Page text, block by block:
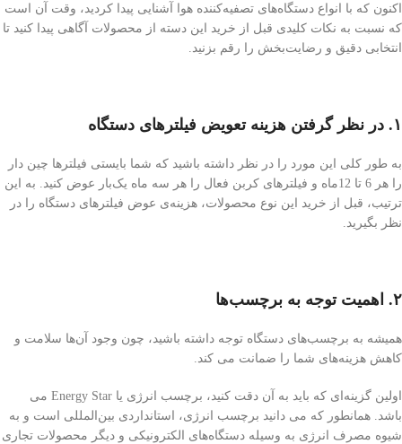
اکنون که با انواع دستگاه‌های تصفیه‌کننده‌ هوا آشنایی پیدا کردید، وقت آن است
که نسبت به نکات کلیدی قبل از خرید این دسته از محصولات آگاهی پیدا کنید تا
انتخابی دقیق و رضایت‌بخش را رقم بزنید.
۱. در نظر گرفتن هزینه‌ تعویض فیلترهای دستگاه
به طور کلی این مورد را در نظر داشته باشید که شما بایستی فیلترها چین دار
را هر 6 تا 12ماه و فیلترهای کربن فعال را هر سه ماه یک‌بار عوض کنید. به این
ترتیب، قبل از خرید این نوع محصولات، هزینه‌ی عوض فیلترهای دستگاه را در
نظر بگیرید.
۲. اهمیت توجه به برچسب‌ها
همیشه به برچسب‌های دستگاه توجه داشته باشید، چون وجود آن‌ها سلامت و
کاهش هزینه‌های شما را ضمانت می کند.
اولین گزینه‌ای که باید به آن دقت کنید، برچسب انرژی یا Energy Star می
باشد. همانطور که می دانید برچسب انرژی، استانداردی بین‌المللی است و به
شیوه مصرف انرژی به وسیله دستگاه‌های الکترونیکی و دیگر محصولات تجاری